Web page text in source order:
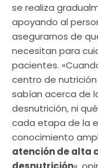
se realiza
apoyando al
asegurarnos de
necesitan para
pacientes.
centro de
sabían acerca de
desnutrición, ni
cada etapa de la
conocimiento
atención de alta